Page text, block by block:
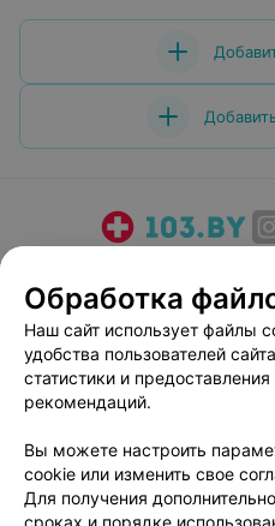
Медицинский
Пользовательское
Вакансии
Персональные
Обработка
Обработка
Наш сайт использует файлы
удобства пользователей
статистики и
рекомендаций.
Вы можете настроить
cookie или изменить свое
Для получения
сроках и порядке